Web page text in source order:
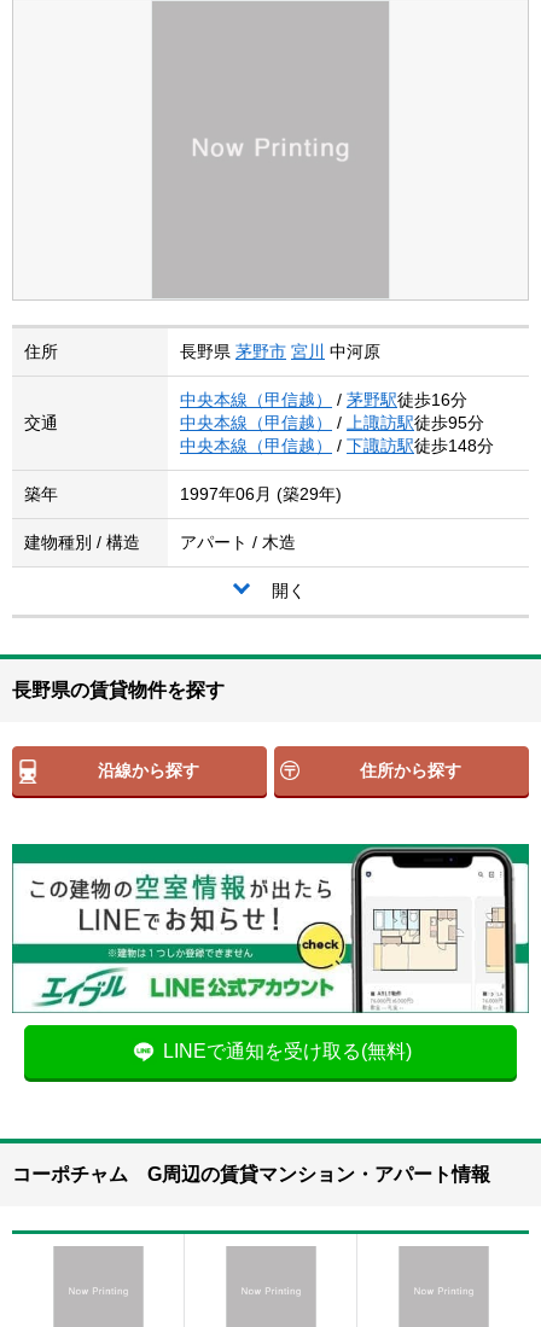
住所 長野県 茅野市 宮川 中河原
交通
中央本線（甲信越） / 茅野駅徒歩16分
中央本線（甲信越）
/ 上諏訪駅徒歩95分
中央本線（甲信越）
/ 下諏訪駅徒歩148分
築年 1997年06月 (築29年)
建物種別 / 構造 アパート / 木造
開く
長野県の賃貸物件を探す
沿線から探す 住所から探す
LINEで通知を受け取る(無料)
コーポチャム G周辺の賃貸マンション・アパート情報